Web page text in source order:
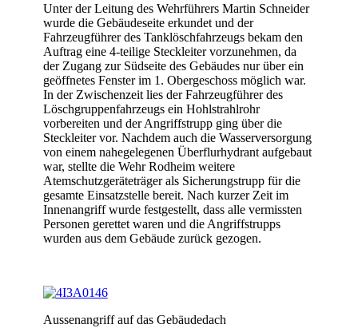
Unter der Leitung des Wehrführers Martin Schneider
wurde die Gebäudeseite erkundet und der
Fahrzeugführer des Tanklöschfahrzeugs bekam den
Auftrag eine 4-teilige Steckleiter vorzunehmen, da
der Zugang zur Südseite des Gebäudes nur über ein
geöffnetes Fenster im 1. Obergeschoss möglich war.
In der Zwischenzeit lies der Fahrzeugführer des
Löschgruppenfahrzeugs ein Hohlstrahlrohr
vorbereiten und der Angriffstrupp ging über die
Steckleiter vor. Nachdem auch die Wasserversorgung
von einem nahegelegenen Überflurhydrant aufgebaut
war, stellte die Wehr Rodheim weitere
Atemschutzgeräteträger als Sicherungstrupp für die
gesamte Einsatzstelle bereit. Nach kurzer Zeit im
Innenangriff wurde festgestellt, dass alle vermissten
Personen gerettet waren und die Angriffstrupps
wurden aus dem Gebäude zurück gezogen.
Aussenangriff auf das Gebäudedach